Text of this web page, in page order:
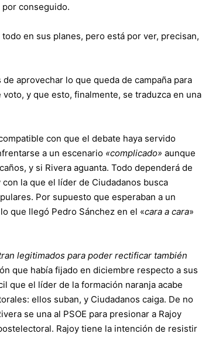
conseguido.
en sus planes, pero está por ver, precisan,
aprovechar lo que queda de campaña para
y que esto, finalmente, se traduzca en una
con que el debate haya servido
a un escenario «complicado» aunque
y si Rivera aguanta. Todo dependerá de
con la que el líder de Ciudadanos busca
Por supuesto que esperaban a un
que llegó Pedro Sánchez en el «cara a cara»
legitimados para poder rectificar también
que había fijado en diciembre respecto a sus
que el líder de la formación naranja acabe
ellos suban, y Ciudadanos caiga. De no
se una al PSOE para presionar a Rajoy
Rajoy tiene la intención de resistir